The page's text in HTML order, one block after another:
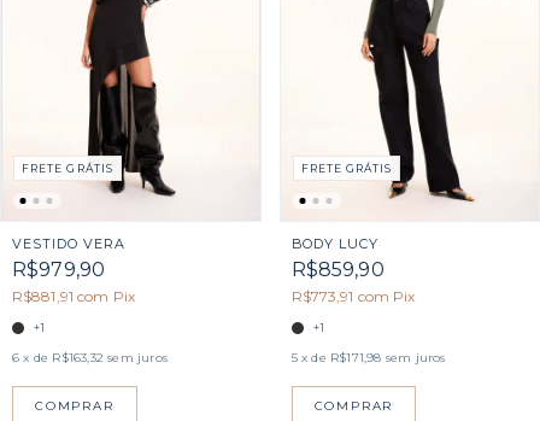
FRETE GRÁTIS
VESTIDO VERA
R$979,90
R$881,91com Pix
+1
6 x de R$163,32 sem juros
COMPRAR
FRETE GRÁTIS
BODY LUCY
R$859,90
R$773,91 com Pix
+1
5 x de R$171,98 sem juros
COMPRAR